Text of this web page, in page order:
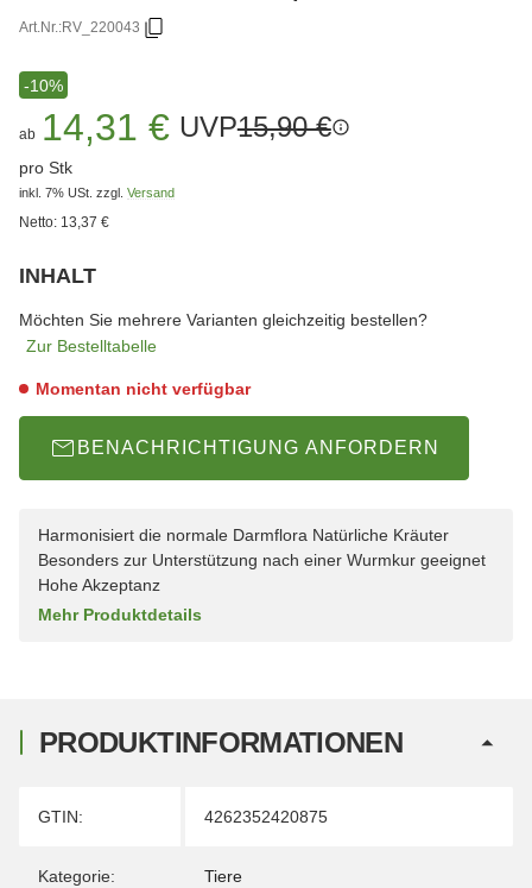
Art.Nr.:RV_220043
-10%
ab 14,31 € UVP15,90 €
pro Stk
inkl. 7% USt. zzgl. Versand
Netto: 13,37 €
INHALT
Möchten Sie mehrere Varianten gleichzeitig bestellen?
Zur Bestelltabelle
Momentan nicht verfügbar
BENACHRICHTIGUNG ANFORDERN
Harmonisiert die normale Darmflora Natürliche Kräuter
Besonders zur Unterstützung nach einer Wurmkur geeignet
Hohe Akzeptanz
Mehr Produktdetails
PRODUKTINFORMATIONEN
Produkteigenschaft
Wert
GTIN: 4262352420875
Kategorie: Tiere